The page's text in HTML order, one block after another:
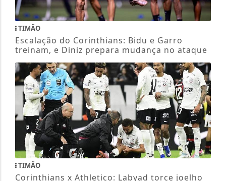
TIMÃO
Escalação do Corinthians: Bidu e Garro
treinam, e Diniz prepara mudança no ataque
TIMÃO
Corinthians x Athletico: Labyad torce joelho